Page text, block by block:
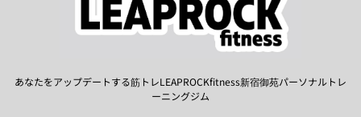
あなたをアップデートする筋トレLEAPROCKfitness新宿御苑パーソナルトレ
ーニングジム